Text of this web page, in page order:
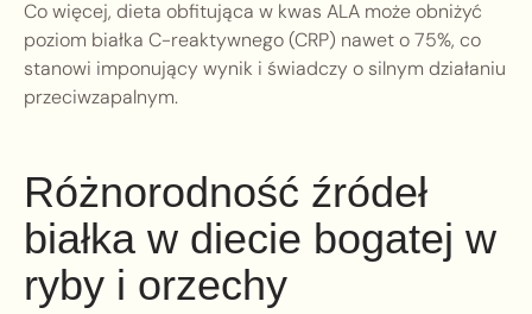
Co więcej, dieta obfitująca w kwas ALA może obniżyć
poziom białka C-reaktywnego (CRP) nawet o 75%, co
stanowi imponujący wynik i świadczy o silnym działaniu
przeciwzapalnym.
Różnorodność źródeł
białka w diecie bogatej w
ryby i orzechy